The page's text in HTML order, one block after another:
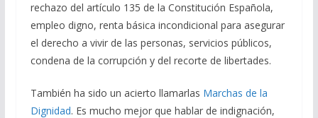
rechazo del artículo 135 de la Constitución Española,
empleo digno, renta básica incondicional para asegurar
el derecho a vivir de las personas, servicios públicos,
condena de la corrupción y del recorte de libertades.
También ha sido un acierto llamarlas Marchas de la
Dignidad. Es mucho mejor que hablar de indignación,